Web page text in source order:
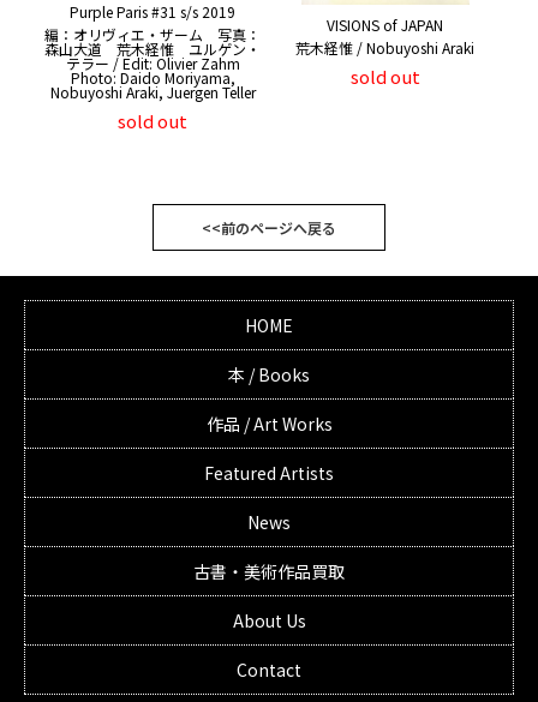
Purple Paris #31 s/s 2019
編：オリヴィエ・ザーム 写真：
森山大道 荒木経惟 ユルゲン・
テラー / Edit: Olivier Zahm
Photo: Daido Moriyama,
Nobuyoshi Araki, Juergen Teller
sold out
VISIONS of JAPAN
荒木経惟 / Nobuyoshi Araki
sold out
<<前のページへ戻る
HOME
本 / Books
作品 / Art Works
Featured Artists
News
古書・美術作品買取
About Us
Contact